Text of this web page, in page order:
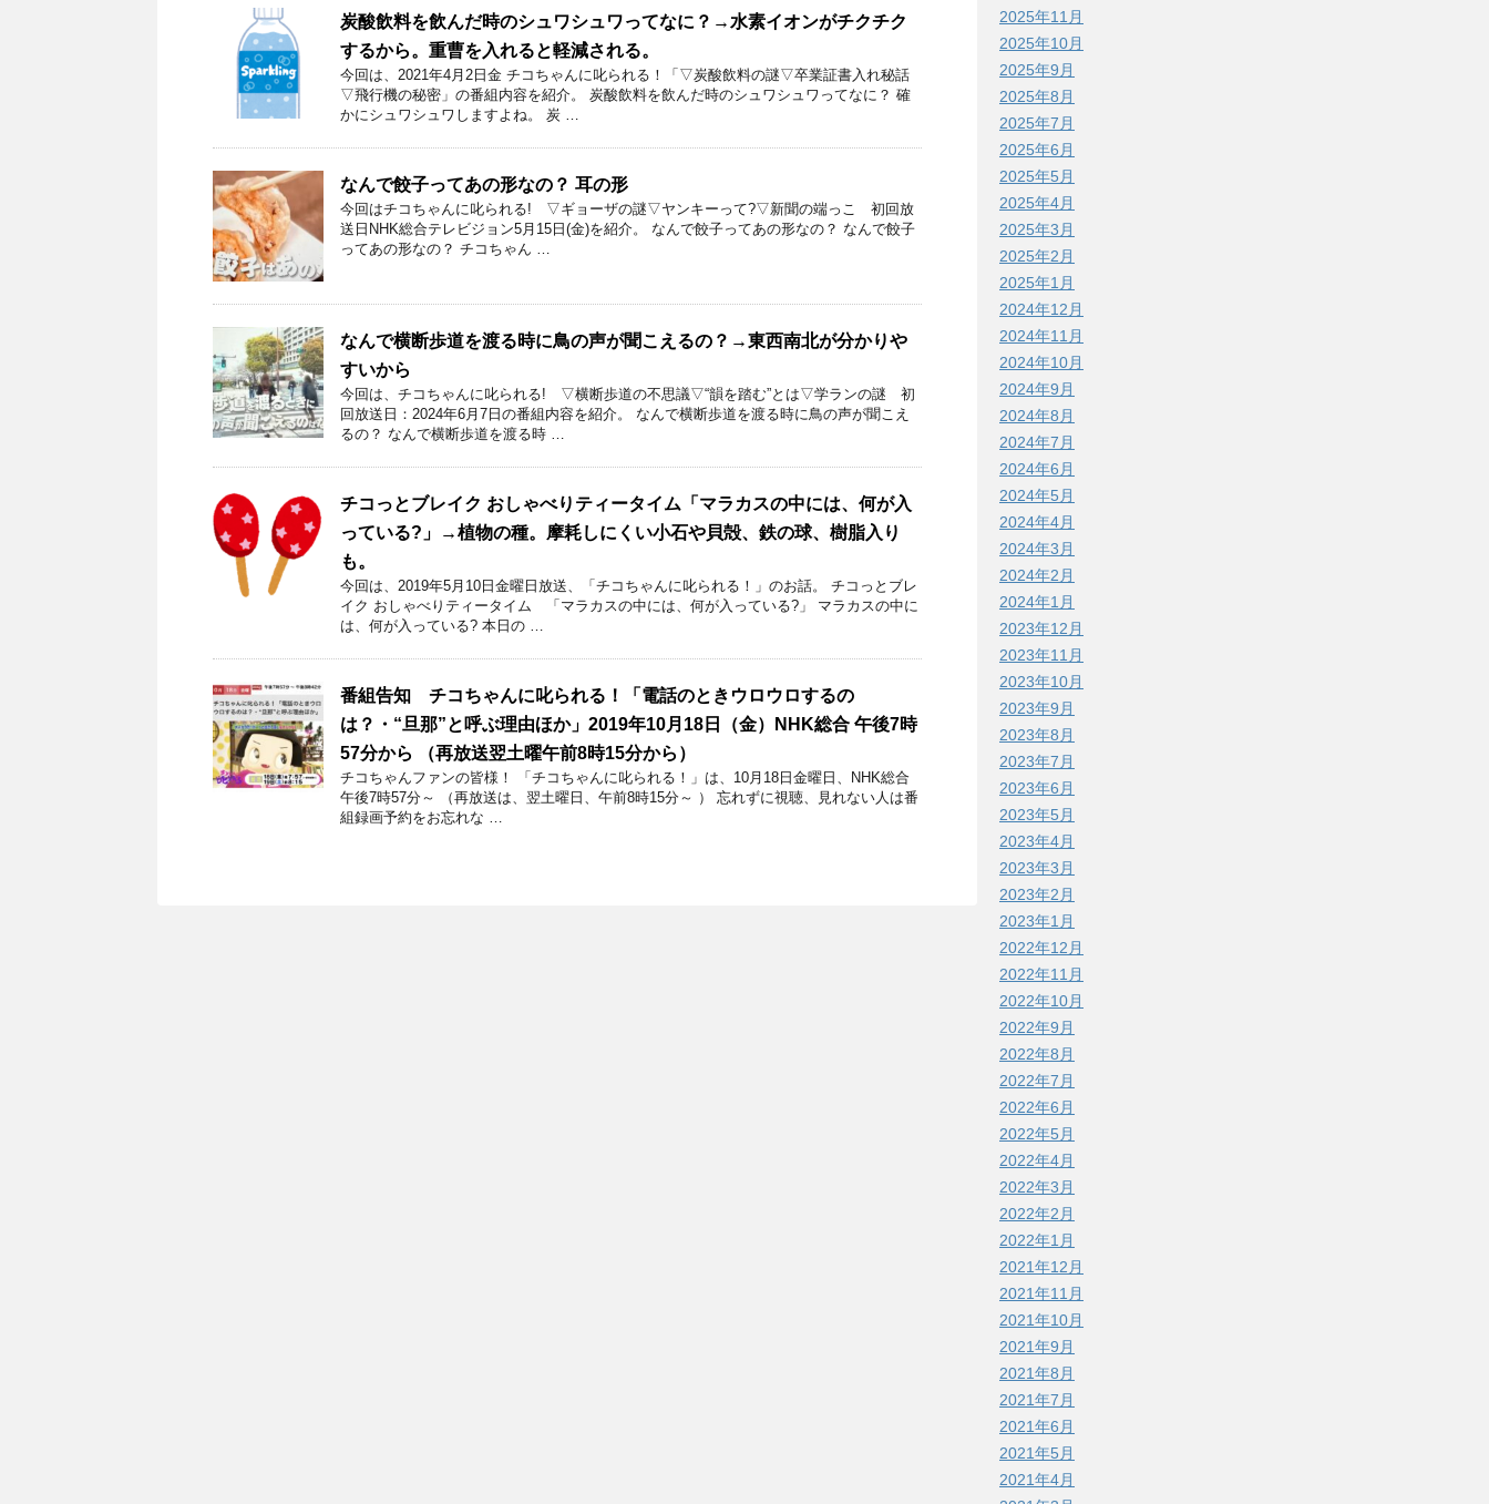
炭酸飲料を飲んだ時のシュワシュワってなに？→水素イオンがチクチク
するから。重曹を入れると軽減される。
今回は、2021年4月2日金 チコちゃんに叱られる！「▽炭酸飲料の謎▽卒業証書入れ秘話
▽飛行機の秘密」の番組内容を紹介。 炭酸飲料を飲んだ時のシュワシュワってなに？ 確
かにシュワシュワしますよね。 炭 …
なんで餃子ってあの形なの？ 耳の形
今回はチコちゃんに叱られる! ▽ギョーザの謎▽ヤンキーって?▽新聞の端っこ 初回放
送日NHK総合テレビジョン5月15日(金)を紹介。 なんで餃子ってあの形なの？ なんで餃子
ってあの形なの？ チコちゃん …
なんで横断歩道を渡る時に鳥の声が聞こえるの？→東西南北が分かりや
すいから
今回は、チコちゃんに叱られる! ▽横断歩道の不思議▽“韻を踏む”とは▽学ランの謎 初
回放送日：2024年6月7日の番組内容を紹介。 なんで横断歩道を渡る時に鳥の声が聞こえ
るの？ なんで横断歩道を渡る時 …
チコっとブレイク おしゃべりティータイム「マラカスの中には、何が入
っている?」→植物の種。摩耗しにくい小石や貝殻、鉄の球、樹脂入り
も。
今回は、2019年5月10日金曜日放送、「チコちゃんに叱られる！」のお話。 チコっとブレ
イク おしゃべりティータイム 「マラカスの中には、何が入っている?」 マラカスの中に
は、何が入っている? 本日の …
番組告知 チコちゃんに叱られる！「電話のときウロウロするの
は？・“旦那”と呼ぶ理由ほか」2019年10月18日（金）NHK総合 午後7時
57分から （再放送翌土曜午前8時15分から）
チコちゃんファンの皆様！ 「チコちゃんに叱られる！」​は、10月18日金曜日、NHK総合
午後7時57分～ （再放送は、翌土曜日、午前8時15分～ ） 忘れずに視聴、見れない人は番
組録画予約をお忘れな …
2025年11月
2025年10月
2025年9月
2025年8月
2025年7月
2025年6月
2025年5月
2025年4月
2025年3月
2025年2月
2025年1月
2024年12月
2024年11月
2024年10月
2024年9月
2024年8月
2024年7月
2024年6月
2024年5月
2024年4月
2024年3月
2024年2月
2024年1月
2023年12月
2023年11月
2023年10月
2023年9月
2023年8月
2023年7月
2023年6月
2023年5月
2023年4月
2023年3月
2023年2月
2023年1月
2022年12月
2022年11月
2022年10月
2022年9月
2022年8月
2022年7月
2022年6月
2022年5月
2022年4月
2022年3月
2022年2月
2022年1月
2021年12月
2021年11月
2021年10月
2021年9月
2021年8月
2021年7月
2021年6月
2021年5月
2021年4月